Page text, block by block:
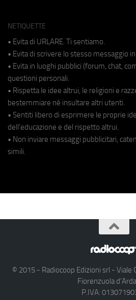
NETIQUETTE
• Evita di URLARE. Ti sentiamo.
• Evita di scrivere lo stesso messaggio
• Evita in luoghi pubblici (forum, chat,
questioni personali.
• Rispetta le idee altrui, le religioni e
bestemmiare né insultare altri utenti.
• Sentiti libero di esprimere le proprie
dell'educazione e del rispetto altrui.
• Non inviare messaggi pubblicitari,
simili.
© 2015 - Radiocoop Edizioni srl -
Fiorenzuola
P.IVA: